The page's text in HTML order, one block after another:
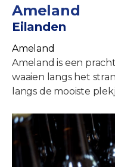
Ameland
Eilanden
Ameland
Ameland is een
waaien langs het
langs de mooiste